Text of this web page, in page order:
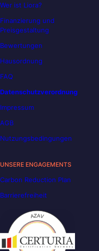
Wer ist Liora?
Finanzierung und
Preisgestaltung
Bewertungen
Hausordnung
FAQ
Datenschutzverordnung
Impressum
AGB
Nutzungsbedingungen
UNSERE ENGAGEMENTS
Carbon Reduction Plan
Barrierefreiheit